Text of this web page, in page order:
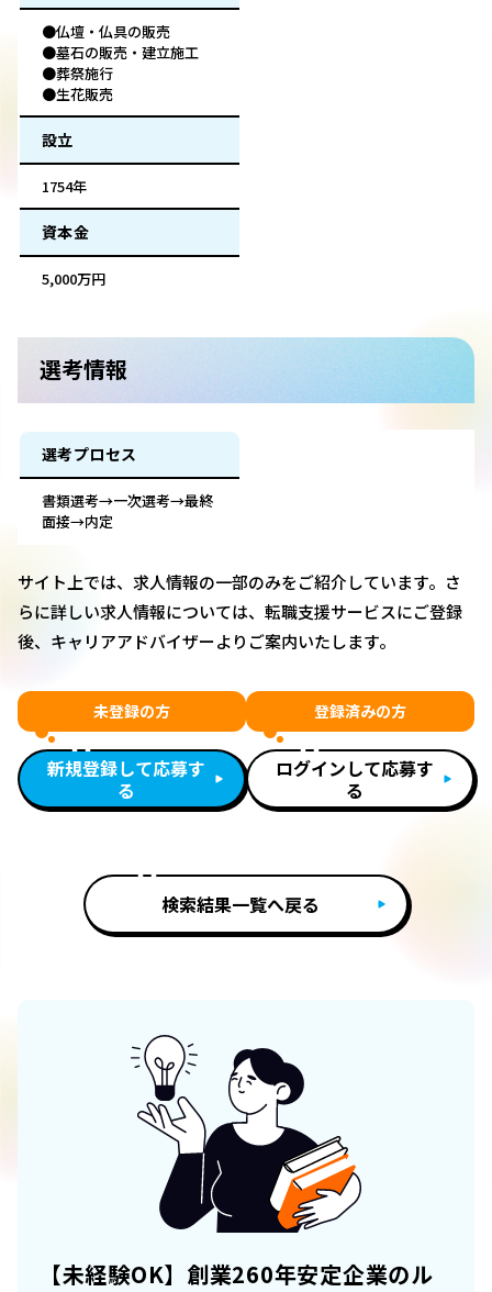
●仏壇・仏具の販売
●墓石の販売・建立施工
●葬祭施行
●生花販売
設立
1754年
資本金
5,000万円
選考情報
選考プロセス
書類選考→一次選考→最終
面接→内定
サイト上では、求人情報の一部のみをご紹介しています。さ
らに詳しい求人情報については、転職支援サービスにご登録
後、キャリアアドバイザーよりご案内いたします。
未登録の方
新規登録して応募す
る
登録済みの方
ログインして応募す
る
検索結果一覧へ戻る
【未経験OK】創業260年安定企業のル